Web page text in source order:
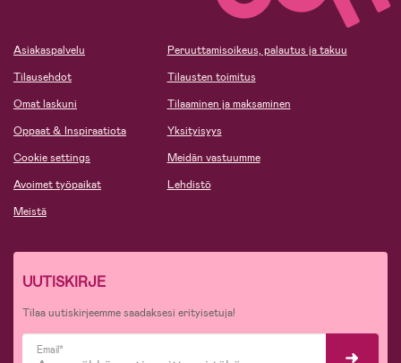
Asiakaspalvelu
Tilausehdot
Omat laskuni
Oppaat & Inspiraatiota
Cookie settings
Avoimet työpaikat
Meistä
Peruuttamisoikeus, palautus ja takuu
Tilausten toimitus
Tilaaminen ja maksaminen
Yksityisyys
Meidän vastuumme
Lehdistö
UUTISKIRJE
Tilaa uutiskirjeemme saadaksesi erityisetuja!
Email*